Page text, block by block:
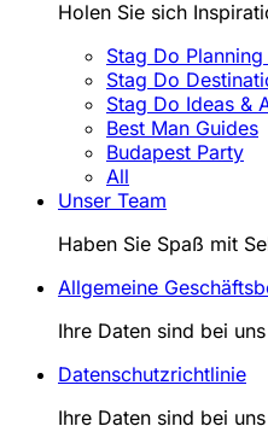
Holen Sie sich
Stag Do
Stag Do
Stag Do Ideas &
Best Man Guides
Budapest Party
All
Unser Team
Haben Sie Spaß mit
Allgemeine
Ihre Daten sind bei
Datenschutzrichtlinie
Ihre Daten sind bei